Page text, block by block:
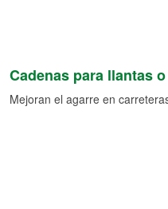
Cadenas para llantas
Mejoran el agarre en